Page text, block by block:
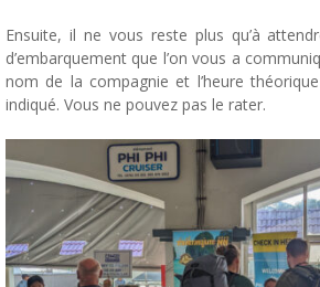
Ensuite, il ne vous reste plus qu’à
d’embarquement que l’on vous a
nom de la compagnie et l’heure
indiqué. Vous ne pouvez pas le rater.